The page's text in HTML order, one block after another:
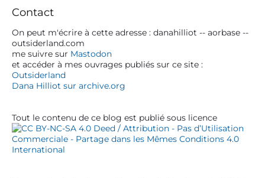
’
a
r
t
i
c
e
r
y
S
i
d
e
b
Contact
On peut m'écrire à cette adresse : danahilliot -- aorbase --
outsiderland.com
me suivre sur Mastodon
et accéder à mes ouvrages publiés sur ce site :
Outsiderland
Dana Hilliot sur archive.org
Tout le contenu de ce blog est publié sous licence